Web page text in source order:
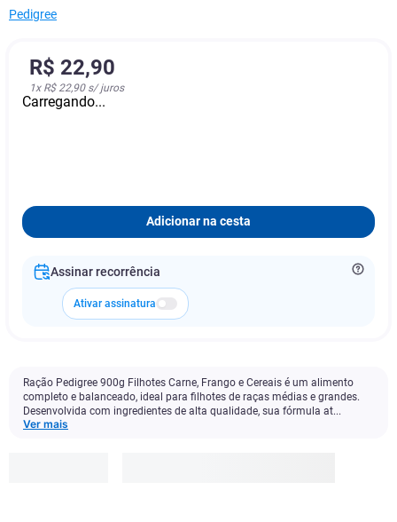
Pedigree
R$ 22,90
1x R$ 22,90s/ juros
Carregando...
Adicionar na cesta
Assinar recorrência
Ativar assinatura
Ração Pedigree 900g Filhotes Carne, Frango e Cereais é um alimento
completo e balanceado, ideal para filhotes de raças médias e grandes.
Desenvolvida com ingredientes de alta qualidade, sua fórmula at...
Ver mais